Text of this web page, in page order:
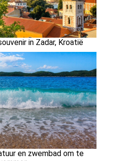
in Zadar, Kroatië
en zwembad om te